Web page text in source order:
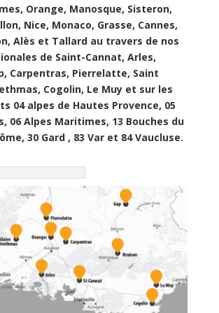
Orange, Manosque, Sisteron,
Nice, Monaco, Grasse, Cannes,
Alès et Tallard au travers de nos
de Saint-Cannat, Arles,
Carpentras, Pierrelatte, Saint
Cogolin, Le Muy et sur les
04 alpes de Hautes Provence, 05
06 Alpes Maritimes, 13 Bouches du
30 Gard , 83 Var et 84 Vaucluse.